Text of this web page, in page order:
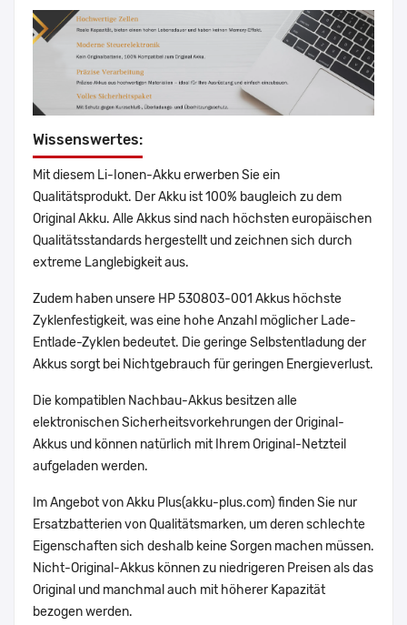
Wissenswertes:
Mit diesem Li-Ionen-Akku erwerben Sie ein
Qualitätsprodukt. Der Akku ist 100% baugleich zu dem
Original Akku. Alle Akkus sind nach höchsten europäischen
Qualitätsstandards hergestellt und zeichnen sich durch
extreme Langlebigkeit aus.
Zudem haben unsere HP 530803-001 Akkus höchste
Zyklenfestigkeit, was eine hohe Anzahl möglicher Lade-
Entlade-Zyklen bedeutet. Die geringe Selbstentladung der
Akkus sorgt bei Nichtgebrauch für geringen Energieverlust.
Die kompatiblen Nachbau-Akkus besitzen alle
elektronischen Sicherheitsvorkehrungen der Original-
Akkus und können natürlich mit Ihrem Original-Netzteil
aufgeladen werden.
Im Angebot von Akku Plus(akku-plus.com) finden Sie nur
Ersatzbatterien von Qualitätsmarken, um deren schlechte
Eigenschaften sich deshalb keine Sorgen machen müssen.
Nicht-Original-Akkus können zu niedrigeren Preisen als das
Original und manchmal auch mit höherer Kapazität
bezogen werden.